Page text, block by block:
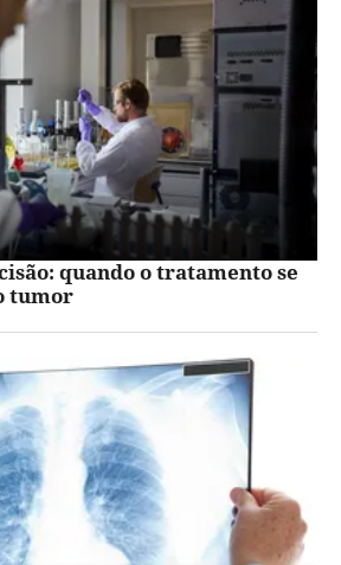
quando o tratamento se
tumor